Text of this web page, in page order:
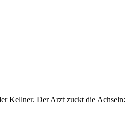
Kellner. Der Arzt zuckt die Achseln: